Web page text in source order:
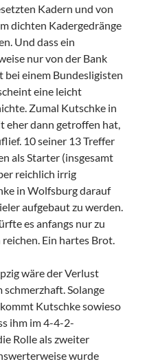
Kadern und von
dichten Kadergedränge
Und dass ein
nur von der Bank
bei einem Bundesligisten
eine leicht
Zumal Kutschke in
eher dann getroffen hat,
10 seiner 13 Treffer
als Starter (insgesamt
reichlich irrig
in Wolfsburg darauf
aufgebaut zu werden.
es anfangs nur zu
Ein hartes Brot.
wäre der Verlust
Solange
Kutschke sowieso
ihm im 4-4-2-
Rolle als zweiter
wurde